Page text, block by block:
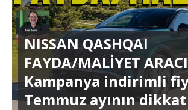
NISSAN QASHQAI
FAYDA/MALİYET
Kampanya indirimli
Temmuz ayının